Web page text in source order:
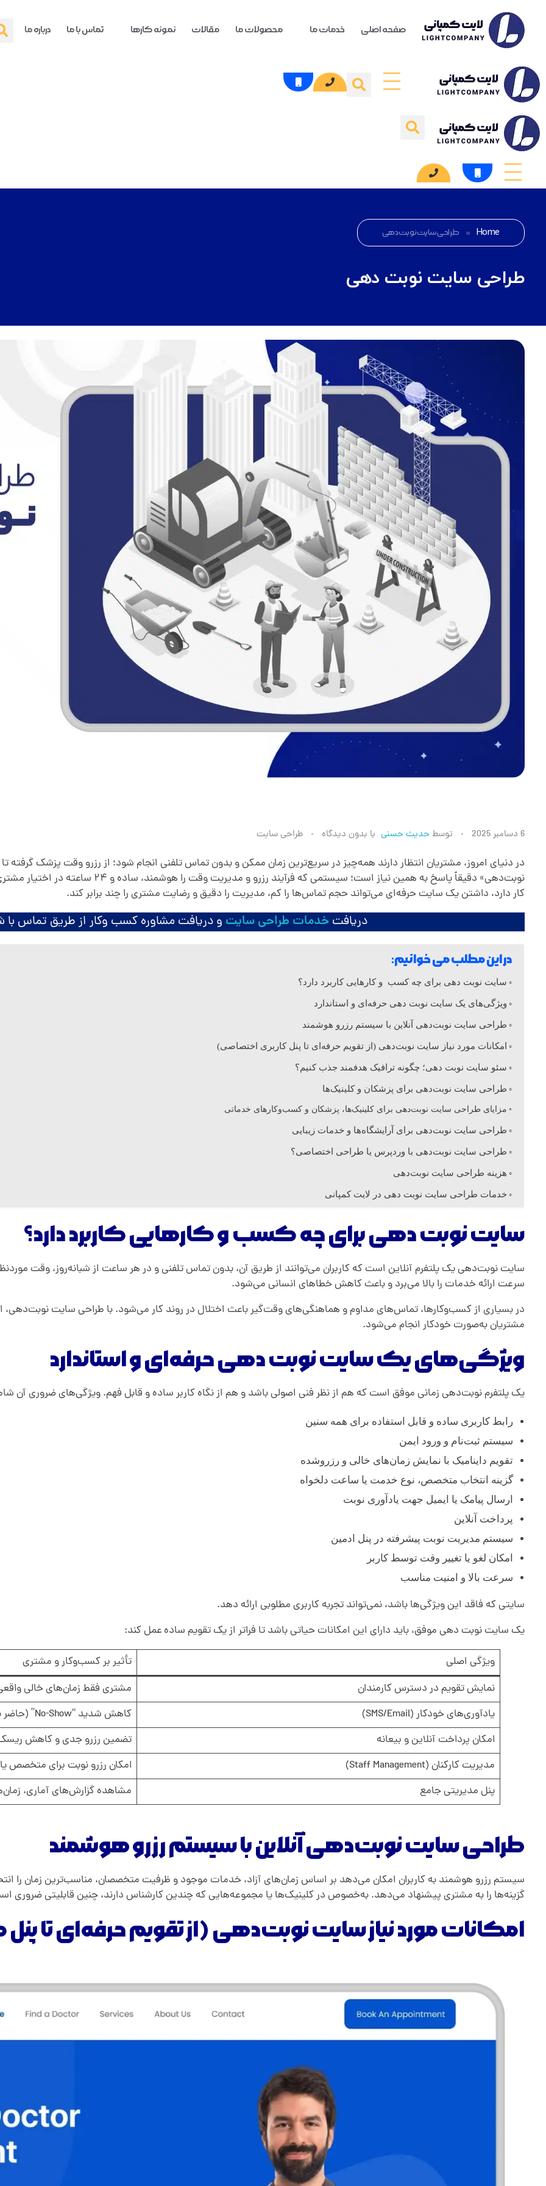
صفحه اصلی خدمات ما محصولات ما مقالات نمونه کارها تماس با ما درباره ما
Home
» طراحی سایت نوبت دهی
طراحی سایت نوبت دهی
ط
ر
ا
ح
ی
س
ت
و
ت
د
ه
ی
6 دسامبر 2025 توسط حدیث حسنی با بدون دیدگاه طراحی سایت
در دنیای امروز، مشتریان انتظار دارند همه‌چیز در سریع‌ترین زمان ممکن و بدون تماس تلفنی انجام شود؛ از رزرو وقت پزشک
نوبت‌دهی» دقیقاً پاسخ به همین نیاز است؛
کار دارد، داشتن یک سایت حرفه‌ای می‌تواند حجم تماس‌ها را کم، مدیریت را دقیق و رضایت مشتری را چند برابر کند.
دریافتخدمات طراحی سایت و دریافت مشاوره کسب وکار از طریق تماس با
در این مطلب می خوانیم:
سایت نوبت دهی برای چه کسب و کارهایی کاربرد دارد؟
ویژگی‌های یک سایت نوبت‌ دهی حرفه‌ای و استاندارد
طراحی سایت نوبت‌دهی آنلاین با سیستم رزرو هوشمند
امکانات مورد نیاز سایت نوبت‌دهی (از تقویم حرفه‌ای تا پنل کاربری اختصاصی)
سئو سایت نوبت دهی؛ چگونه ترافیک هدفمند جذب کنیم؟
طراحی سایت نوبت‌دهی برای پزشکان و کلینیک‌ها
مزایای طراحی سایت نوبت‌دهی برای کلینیک‌ها، پزشکان و کسب‌وکارهای خدماتی
طراحی سایت نوبت‌دهی برای آرایشگاه‌ها و خدمات زیبایی
طراحی سایت نوبت‌دهی با وردپرس یا طراحی اختصاصی؟
هزینه طراحی سایت نوبت‌دهی
خدمات طراحی سایت نوبت دهی در لایت کمپانی
سایت نوبت دهی برای چه کسب و کارهایی کاربرد دارد؟
سایت نوبت‌دهی یک پلتفرم آنلاین است که کاربران می‌توانند از طریق آن، بدون تماس تلفنی و در هر ساعت از شبانه‌روز، وقت
سرعت ارائه خدمات را بالا می‌برد و باعث کاهش خطاهای انسانی می‌شود.
در بسیاری از کسب‌وکارها، تماس‌های مداوم و هماهنگی‌های وقت‌گیر باعث اختلال در روند کار می‌شود. با طراحی سایت
مشتریان به‌صورت خودکار انجام می‌شود.
ویژگی‌های یک سایت نوبت‌ دهی حرفه‌ای و استاندارد
یک پلتفرم نوبت‌دهی زمانی موفق است که هم از نظر فنی اصولی باشد و هم از نگاه کاربر ساده و قابل فهم. ویژگی‌های ضروری آن
رابط کاربری ساده و قابل استفاده برای همه سنین
سیستم ثبت‌نام و ورود ایمن
تقویم داینامیک با نمایش زمان‌های خالی و رزرو‌شده
گزینه انتخاب متخصص، نوع خدمت یا ساعت دلخواه
ارسال پیامک یا ایمیل جهت یادآوری نوبت
پرداخت آنلاین
سیستم مدیریت نوبت پیشرفته در پنل ادمین
امکان لغو یا تغییر وقت توسط کاربر
سرعت بالا و امنیت مناسب
سایتی که فاقد این ویژگی‌ها باشد، نمی‌تواند تجربه کاربری مطلوبی ارائه دهد.
یک سایت نوبت دهی موفق، باید دارای این امکانات حیاتی باشد تا فراتر از یک تقویم ساده عمل کند:
ویژگی اصلی
تأثیر بر کسب‌وکار و مشتری
نمایش تقویم در دسترس کارمندان
مشتری فقط زمان‌های خالی
یادآوری‌های خودکار (SMS/Email)
کاهش شدید “No-Show” (حاضر نشدن مشتری در نوبت) از طریق ارسال یادآور.
امکان پرداخت آنلاین و بیعانه
تضمین رزرو جدی و کاهش
مدیریت کارکنان (Staff Management)
امکان رزرو نوبت برای متخصص
پنل مدیریتی جامع
مشاهده گزارش‌های آماری،
طراحی سایت نوبت‌دهی آنلاین با سیستم رزرو هوشمند
سیستم رزرو هوشمند به کاربران امکان می‌دهد بر اساس زمان‌های آزاد، خدمات موجود و ظرفیت متخصصان، مناسب‌ترین زمان را
گزینه‌ها را به مشتری پیشنهاد می‌دهد. به‌خصوص در کلینیک‌ها یا مجموعه‌هایی که چندین کارشناس دارند، چنین قابلیتی ضروری
امکانات مورد نیاز سایت نوبت‌دهی (از تقویم حرفه‌ای تا